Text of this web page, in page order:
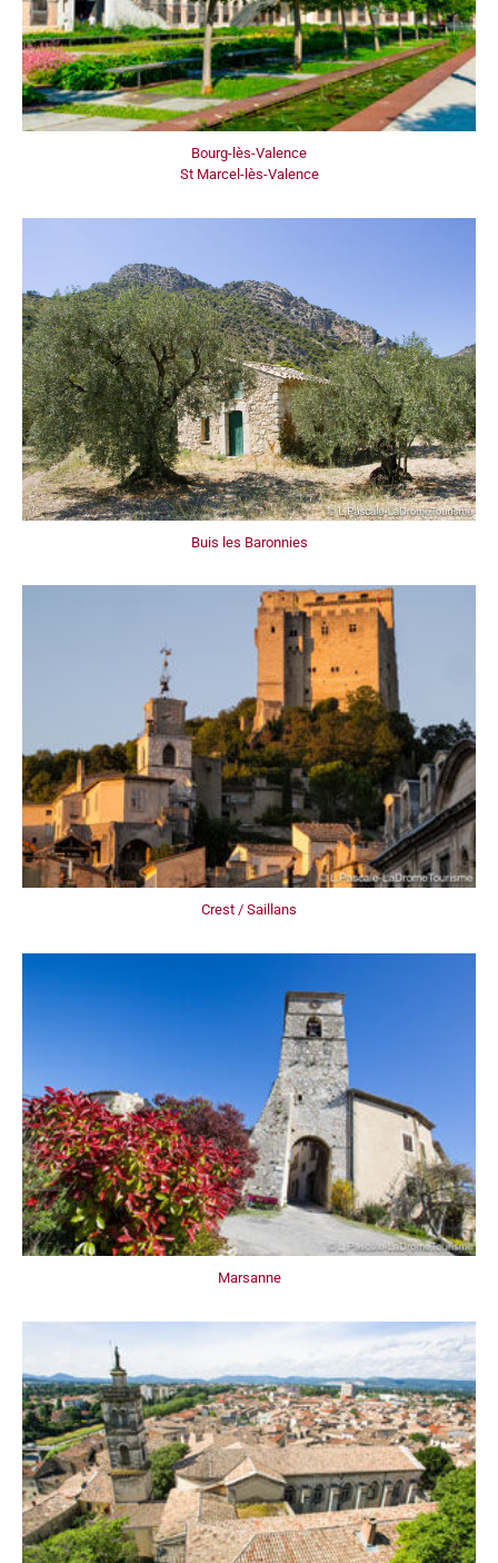
Bourg-lès-Valence
St Marcel-lès-Valence
Buis les Baronnies
Crest / Saillans
Marsanne